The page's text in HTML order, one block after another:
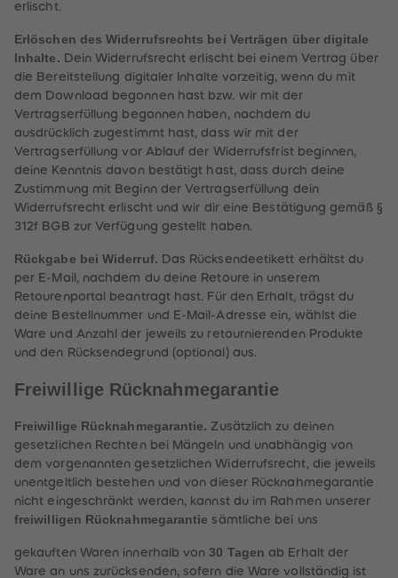
erlischt.
Erlöschen des Widerrufsrechts bei Verträgen über digitale
Inhalte. Dein Widerrufsrecht erlischt bei einem Vertrag über
die Bereitstellung digitaler Inhalte vorzeitig, wenn du mit
dem Download begonnen hast bzw. wir mit der
Vertragserfüllung begonnen haben, nachdem du
ausdrücklich zugestimmt hast, dass wir mit der
Vertragserfüllung vor Ablauf der Widerrufsfrist beginnen,
deine Kenntnis davon bestätigt hast, dass durch deine
Zustimmung mit Beginn der Vertragserfüllung dein
Widerrufsrecht erlischt und wir dir eine Bestätigung gemäß §
312f BGB zur Verfügung gestellt haben.
Rückgabe bei Widerruf. Das Rücksendeetikett erhältst du
per E-Mail, nachdem du deine Retoure in unserem
Retourenportal beantragt hast. Für den Erhalt, trägst du
deine Bestellnummer und E-Mail-Adresse ein, wählst die
Ware und Anzahl der jeweils zu retournierenden Produkte
und den Rücksendegrund (optional) aus.
Freiwillige Rücknahmegarantie
Freiwillige Rücknahmegarantie. Zusätzlich zu deinen
gesetzlichen Rechten bei Mängeln und unabhängig von
dem vorgenannten gesetzlichen Widerrufsrecht, die jeweils
unentgeltlich bestehen und von dieser Rücknahmegarantie
nicht eingeschränkt werden, kannst du im Rahmen unserer
freiwilligen Rücknahmegarantie sämtliche bei uns
gekauften Waren innerhalb von30 Tagen ab Erhalt der
Ware an uns zurücksenden, sofern die Ware vollständig ist